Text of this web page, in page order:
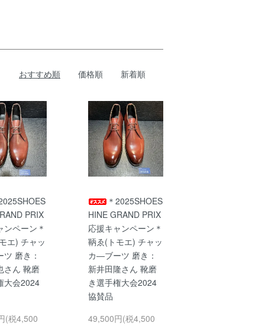
おすすめ順 価格順 新着順
PRIX
ンペーン＊
エ) チャッ
磨き：
さん 靴磨
大会2024
(税4,500
＊2025SHOES
HINE GRAND PRIX
応援キャンペーン＊
鞆ゑ(トモエ) チャッ
カ―ブーツ 磨き：
新井田隆さん 靴磨
き選手権大会2024
協賛品
49,500円(税4,500